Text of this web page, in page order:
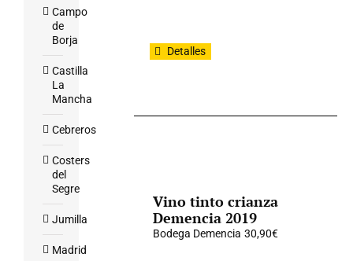
Detalles
Vino tinto crianza
Demencia 2019
Bodega Demencia 30,90€
Campo
de
Borja
Castilla
La
Mancha
Cebreros
Costers
del
Segre
Jumilla
Madrid